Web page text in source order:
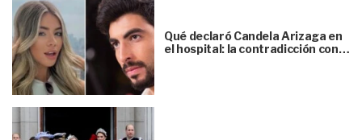
Qué declaró Candela Arizaga en
el hospital: la contradicción con…